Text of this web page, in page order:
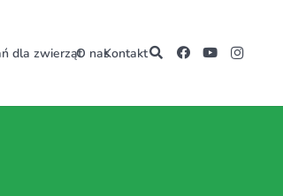
dla zwierzątO nasKontakt